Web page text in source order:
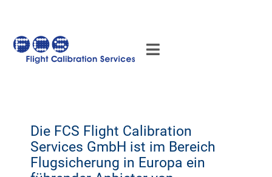
Die FCS Flight Calibration
Services GmbH ist im Bereich
Flugsicherung in Europa ein